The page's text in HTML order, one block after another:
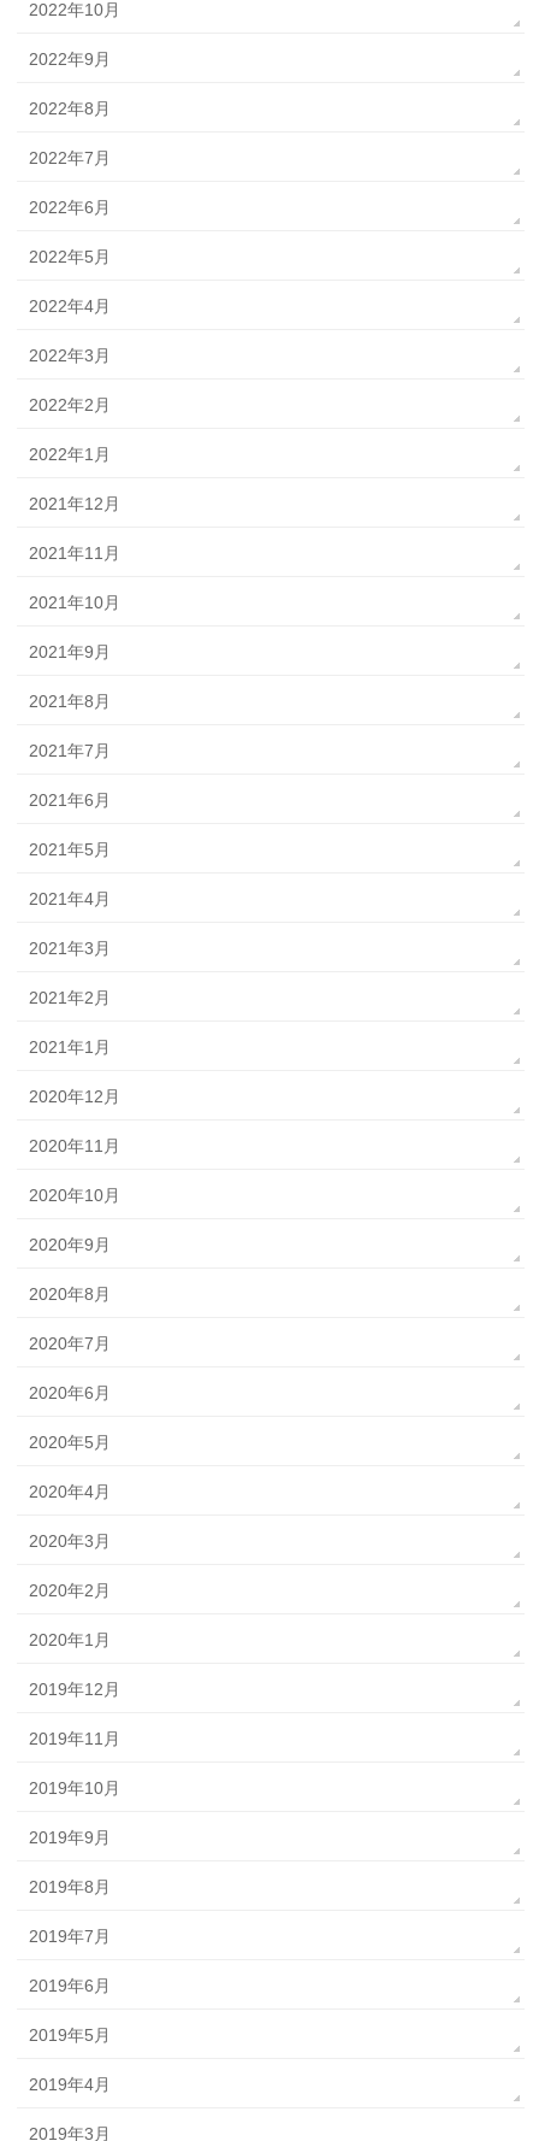
2022年10月
2022年9月
2022年8月
2022年7月
2022年6月
2022年5月
2022年4月
2022年3月
2022年2月
2022年1月
2021年12月
2021年11月
2021年10月
2021年9月
2021年8月
2021年7月
2021年6月
2021年5月
2021年4月
2021年3月
2021年2月
2021年1月
2020年12月
2020年11月
2020年10月
2020年9月
2020年8月
2020年7月
2020年6月
2020年5月
2020年4月
2020年3月
2020年2月
2020年1月
2019年12月
2019年11月
2019年10月
2019年9月
2019年8月
2019年7月
2019年6月
2019年5月
2019年4月
2019年3月